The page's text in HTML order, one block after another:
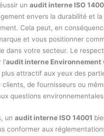
unaudit interne ISO
envers la durabilité et
Cela peut, en
et vous positionner
dans votre secteur. Le
audit interne Environnement
attractif aux yeux des
clients, de fournisseurs ou
questions
unaudit interne ISO 14001
conformer aux